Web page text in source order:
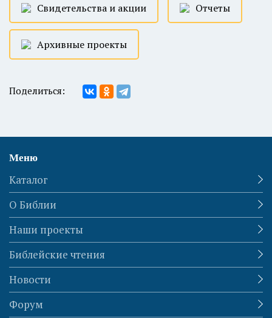
Свидетельства и акции Отчеты
Архивные проекты
Поделиться:
Меню
Каталог
О Библии
Наши проекты
Библейские чтения
Новости
Форум